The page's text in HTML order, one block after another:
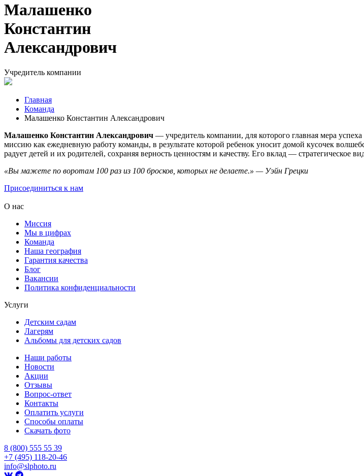
Малашенко
Константин
Александрович
Учредитель компании
Главная
Команда
Малашенко Константин Александрович
Малашенко Константин Александрович — учредитель компании, для которого главная мера
миссию как ежедневную работу команды, в результате которой ребенок уносит домой кусочек
радует детей и их родителей, сохраняя верность ценностям и качеству. Его вклад —
«Вы мажете по воротам 100 раз из 100 бросков, которых не делаете.» — Уэйн Грецки
Присоединиться к нам
О нас
Миссия
Мы в цифрах
Команда
Наша география
Гарантия качества
Блог
Вакансии
Политика конфиденциальности
Услуги
Детским садам
Лагерям
Альбомы для детских садов
Наши работы
Новости
Акции
Отзывы
Вопрос-ответ
Контакты
Оплатить услуги
Способы оплаты
Скачать фото
8 (800) 555 55 39
+7 (495) 118-20-46
info@slphoto.ru